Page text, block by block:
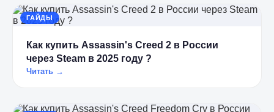
ГАЙДЫ
Как купить Assassin's Creed 2 в России
через Steam в 2025 году ?
Читать →